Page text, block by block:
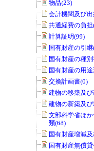
物品(23)
会計機関及び出
共通経費の負担
計算証明(99)
国有財産の引継
国有財産の種
国有財産の用
交換計画書(0)
建物の移築及
建物の新築及
文部科学省ほか
類(68)
国有財産増減及
国有財産無償貸